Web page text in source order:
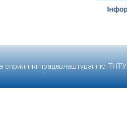
та сприяння працевлаштуванню ТНТУ